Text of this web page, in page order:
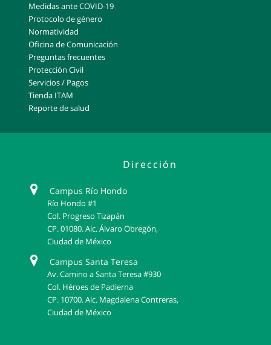
Medidas ante COVID-19
Protocolo de género
Normatividad
Oficina de Comunicación
Preguntas frecuentes
Protección Civil
Servicios / Pagos
Tienda ITAM
Reporte de salud
Dirección
Campus Río Hondo
Río Hondo #1
Col. Progreso Tizapán
CP. 01080. Alc. Álvaro Obregón,
Ciudad de México
Campus Santa Teresa
Av. Camino a Santa Teresa #930
Col. Héroes de Padierna
CP. 10700. Alc. Magdalena Contreras,
Ciudad de México